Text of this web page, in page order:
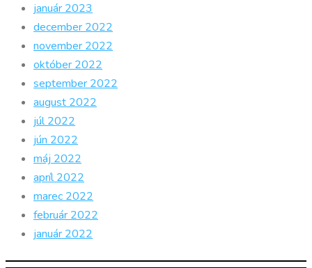
január 2023
december 2022
november 2022
október 2022
september 2022
august 2022
júl 2022
jún 2022
máj 2022
apríl 2022
marec 2022
február 2022
január 2022